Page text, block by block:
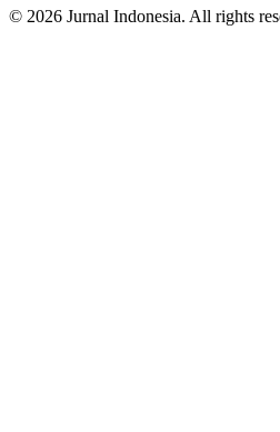
© 2026 Jurnal Indonesia. All rights